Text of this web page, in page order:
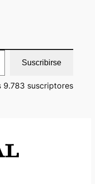
Suscribirse
9.783 suscriptores